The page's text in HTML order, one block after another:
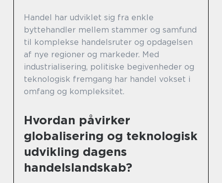
Handel har udviklet sig fra enkle
byttehandler mellem stammer og samfund
til komplekse handelsruter og opdagelsen
af nye regioner og markeder. Med
industrialisering, politiske begivenheder og
teknologisk fremgang har handel vokset i
omfang og kompleksitet.
Hvordan påvirker
globalisering og teknologisk
udvikling dagens
handelslandskab?